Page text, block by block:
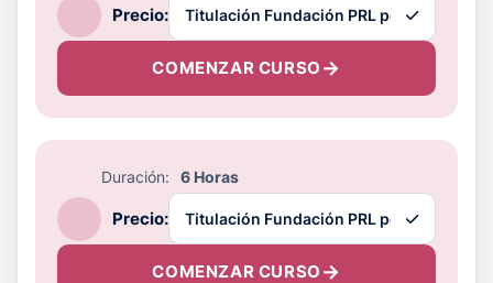
Precio:
COMENZAR CURSO
Duración: 6 Horas
Precio:
COMENZAR CURSO